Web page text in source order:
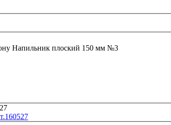
Напильник плоский 150 мм №3